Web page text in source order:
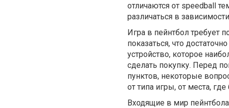
отличаются от speedball
различаться в
Игра в пейнтбол требует
показаться, что
устройство, которое
сделать покупку. Перед
пунктов, некоторые
от типа игры, от места,
Входящие в мир